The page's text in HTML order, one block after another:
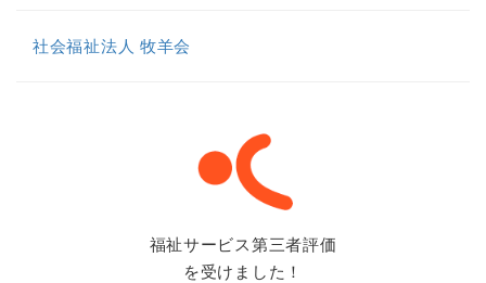
社会福祉法人 牧羊会
福祉サービス第三者評価
を受けました！